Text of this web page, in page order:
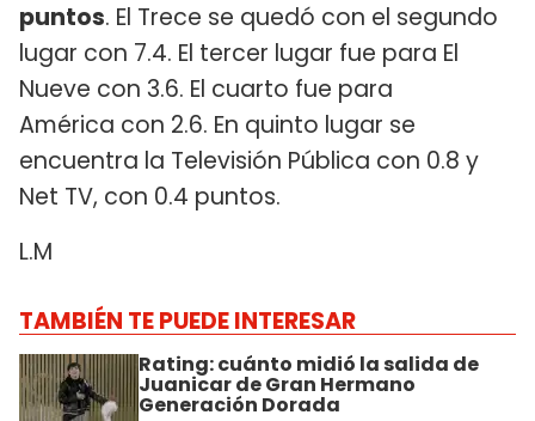
puntos. El Trece se quedó con el segundo
lugar con 7.4. El tercer lugar fue para El
Nueve con 3.6. El cuarto fue para
América con 2.6. En quinto lugar se
encuentra la Televisión Pública con 0.8 y
Net TV, con 0.4 puntos.
L.M
TAMBIÉN TE PUEDE INTERESAR
Rating: cuánto midió la salida de
Juanicar de Gran Hermano
Generación Dorada